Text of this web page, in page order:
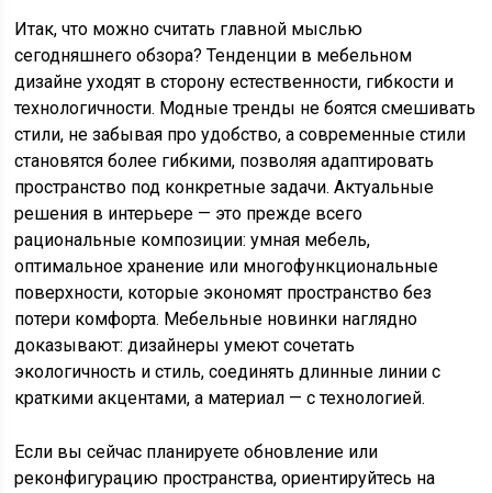
Итак, что можно считать главной мыслью
сегодняшнего обзора? Тенденции в мебельном
дизайне уходят в сторону естественности, гибкости и
технологичности. Модные тренды не боятся смешивать
стили, не забывая про удобство, а современные стили
становятся более гибкими, позволяя адаптировать
пространство под конкретные задачи. Актуальные
решения в интерьере — это прежде всего
рациональные композиции: умная мебель,
оптимальное хранение или многофункциональные
поверхности, которые экономят пространство без
потери комфорта. Мебельные новинки наглядно
доказывают: дизайнеры умеют сочетать
экологичность и стиль, соединять длинные линии с
краткими акцентами, а материал — с технологией.
Если вы сейчас планируете обновление или
реконфигурацию пространства, ориентируйтесь на